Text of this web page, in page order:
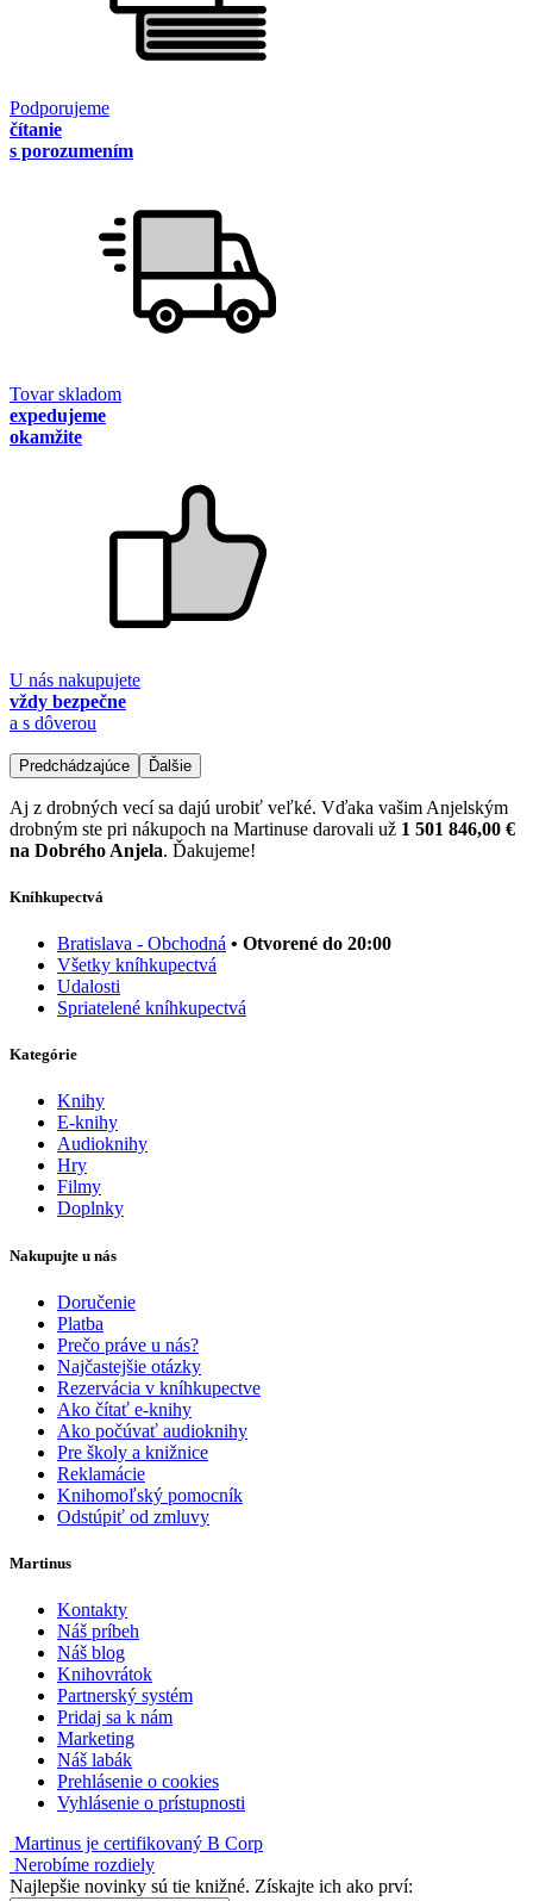
Podporujeme
čítanie
s porozumením
Tovar skladom
expedujeme
okamžite
U nás nakupujete
vždy bezpečne
a s dôverou
Predchádzajúce Ďalšie
Aj z drobných vecí sa dajú urobiť veľké. Vďaka vašim Anjelským
drobným ste pri nákupoch na Martinuse darovali už 1 501 846,00 €
na Dobrého Anjela. Ďakujeme!
Kníhkupectvá
Bratislava - Obchodná • Otvorené do 20:00
Všetky kníhkupectvá
Udalosti
Spriatelené kníhkupectvá
Kategórie
Knihy
E-knihy
Audioknihy
Hry
Filmy
Doplnky
Nakupujte u nás
Doručenie
Platba
Prečo práve u nás?
Najčastejšie otázky
Rezervácia v kníhkupectve
Ako čítať e-knihy
Ako počúvať audioknihy
Pre školy a knižnice
Reklamácie
Knihomoľský pomocník
Odstúpiť od zmluvy
Martinus
Kontakty
Náš príbeh
Náš blog
Knihovrátok
Partnerský systém
Pridaj sa k nám
Marketing
Náš labák
Prehlásenie o cookies
Vyhlásenie o prístupnosti
Martinus je certifikovaný B Corp
Nerobíme rozdiely
Najlepšie novinky sú tie knižné. Získajte ich ako prví: